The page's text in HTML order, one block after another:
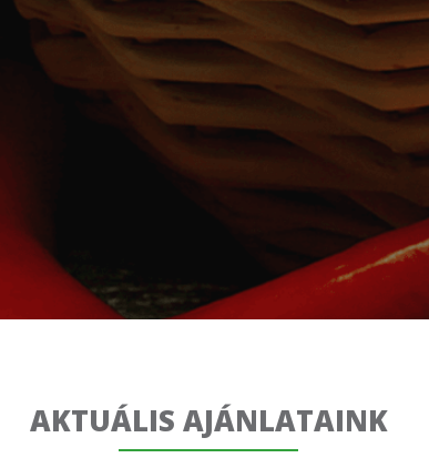
AKTUÁLIS AJÁNLATAINK